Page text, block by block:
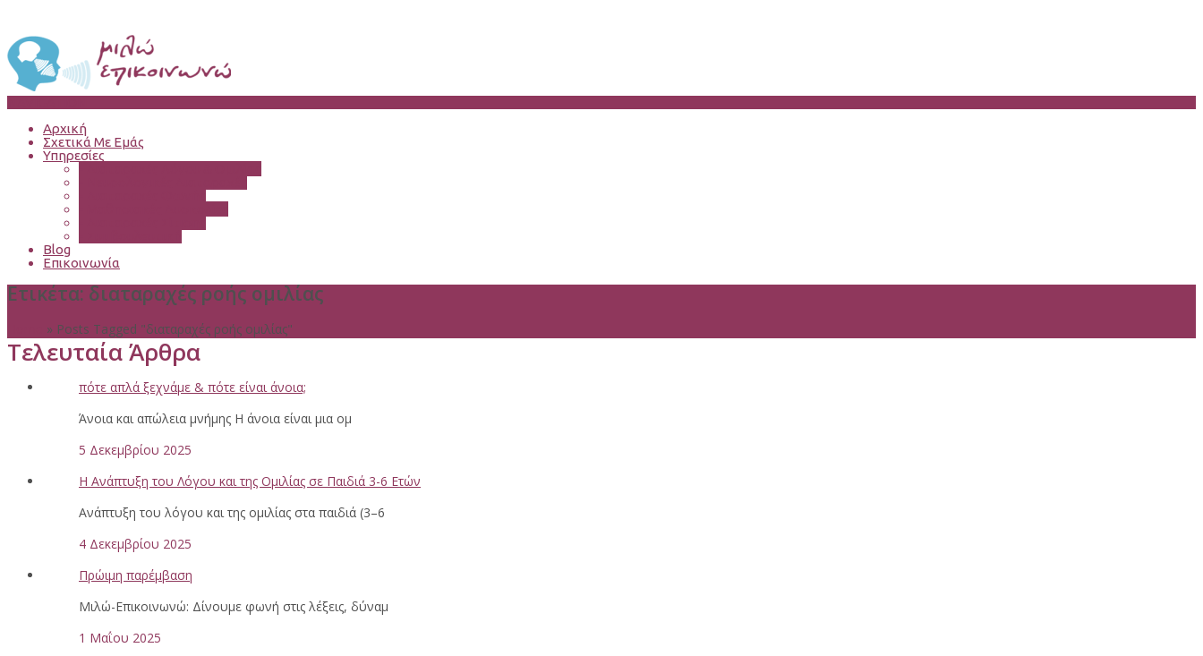
Αρχική
Σχετικά Με Εμάς
Υπηρεσίες
Blog
Επικοινωνία
Ετικέτα: διαταραχές ροής ομιλίας
» Posts Tagged "διαταραχές ροής ομιλίας"
Τελευταία Άρθρα
πότε απλά ξεχνάμε & πότε είναι άνοια;
Άνοια και απώλεια μνήμης Η άνοια είναι μια ομ
5 Δεκεμβρίου 2025
Η Ανάπτυξη του Λόγου και της Ομιλίας σε Παιδιά 3-6 Ετών
Ανάπτυξη του λόγου και της ομιλίας στα παιδιά (3–6
4 Δεκεμβρίου 2025
Πρώιμη παρέμβαση
Μιλώ-Επικοινωνώ: Δίνουμε φωνή στις λέξεις, δύναμ
1 Μαΐου 2025